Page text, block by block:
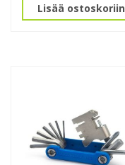
Lisää ostoskoriin